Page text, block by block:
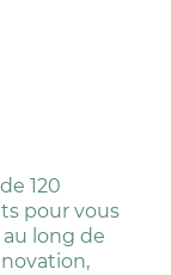
120
pour vous
long de